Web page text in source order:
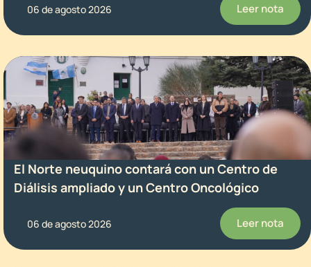
06 de agosto 2026 Leer nota
El Norte neuquino contará con un Centro de
Diálisis ampliado y un Centro Oncológico
06 de agosto 2026 Leer nota